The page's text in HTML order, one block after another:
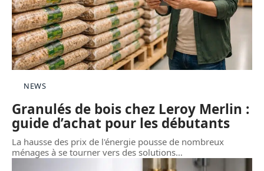
NEWS
Granulés de bois chez Leroy Merlin :
guide d’achat pour les débutants
La hausse des prix de l'énergie pousse de nombreux
ménages à se tourner vers des solutions…